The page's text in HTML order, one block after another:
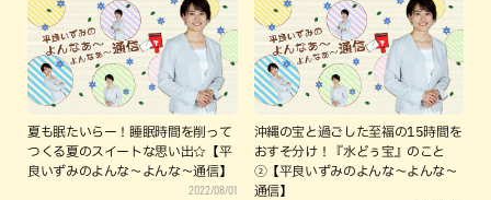
夏も眠たいらー！睡眠時間を削って
つくる夏のスイートな思い出☆【平
良いずみのよんな～よんな～通信】
2022/08/01
沖縄の宝と過ごした至福の15時間を
おすそ分け！『水どぅ宝』のこと
②【平良いずみのよんな～よんな～
通信】